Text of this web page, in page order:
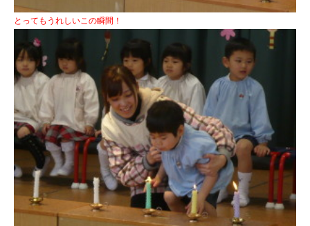
とってもうれしいこの瞬間！